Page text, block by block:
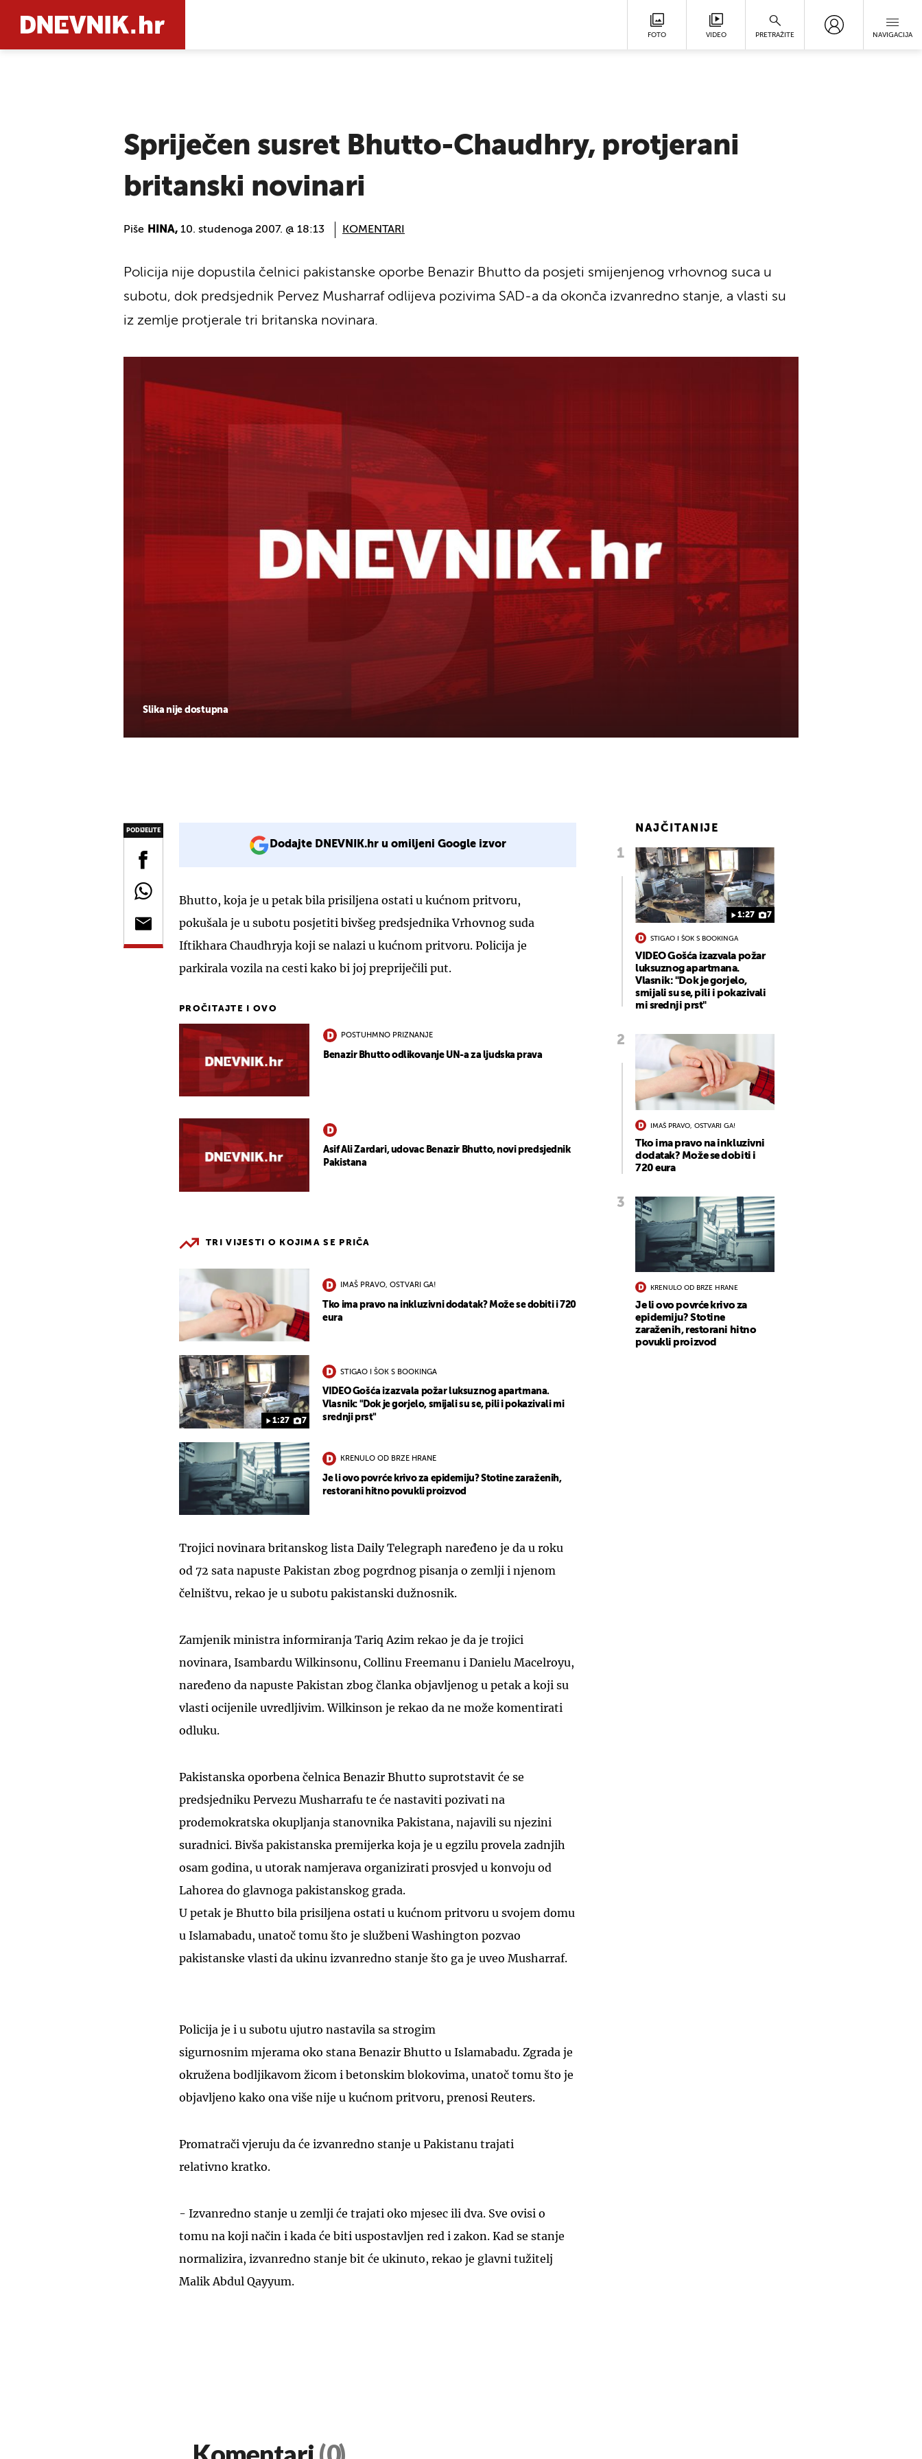
FOTO VIDEO PRETRAŽITE NAVIGACIJA
Spriječen susret Bhutto-Chaudhry, protjerani
britanski novinari
Piše HINA, 10. studenoga 2007. @ 18:13 KOMENTARI
Slika nije dostupna
Policija nije dopustila čelnici pakistanske oporbe Benazir Bhutto da posjeti smijenjenog vrhovnog suca u
subotu, dok predsjednik Pervez Musharraf odlijeva pozivima SAD-a da okonča izvanredno stanje, a vlasti su
iz zemlje protjerale tri britanska novinara.
PODIJELITE
Dodajte DNEVNIK.hr u omiljeni Google izvor
Bhutto, koja je u petak bila prisiljena ostati u kućnom pritvoru,
pokušala je u subotu posjetiti bivšeg predsjednika Vrhovnog suda
Iftikhara Chaudhryja koji se nalazi u kućnom pritvoru. Policija je
parkirala vozila na cesti kako bi joj prepriječili put.
PROČITAJTE I OVO
POSTUHMNO PRIZNANJE
Benazir Bhutto odlikovanje UN-a za ljudska prava
Asif Ali Zardari, udovac Benazir Bhutto, novi predsjednik
Pakistana
TRI VIJESTI O KOJIMA SE PRIČA
IMAŠ PRAVO, OSTVARI GA!
Tko ima pravo na inkluzivni dodatak? Može se dobiti i 720
eura
1:27 7
STIGAO I ŠOK S BOOKINGA
VIDEO Gošća izazvala požar luksuznog apartmana.
Vlasnik: "Dok je gorjelo, smijali su se, pili i pokazivali mi
srednji prst"
KRENULO OD BRZE HRANE
Je li ovo povrće krivo za epidemiju? Stotine zaraženih,
restorani hitno povukli proizvod
Trojici novinara britanskog lista Daily Telegraph naređeno je da u roku
od 72 sata napuste Pakistan zbog pogrdnog pisanja o zemlji i njenom
čelništvu, rekao je u subotu pakistanski dužnosnik.
Zamjenik ministra informiranja Tariq Azim rekao je da je trojici
novinara, Isambardu Wilkinsonu, Collinu Freemanu i Danielu Macelroyu,
naređeno da napuste Pakistan zbog članka objavljenog u petak a koji su
vlasti ocijenile uvredljivim. Wilkinson je rekao da ne može komentirati
odluku.
Pakistanska oporbena čelnica Benazir Bhutto suprotstavit će se
predsjedniku Pervezu Musharrafu te će nastaviti pozivati na
prodemokratska okupljanja stanovnika Pakistana, najavili su njezini
suradnici. Bivša pakistanska premijerka koja je u egzilu provela zadnjih
osam godina, u utorak namjerava organizirati prosvjed u konvoju od
Lahorea do glavnoga pakistanskog grada.
U petak je Bhutto bila prisiljena ostati u kućnom pritvoru u svojem domu
u Islamabadu, unatoč tomu što je službeni Washington pozvao
pakistanske vlasti da ukinu izvanredno stanje što ga je uveo Musharraf.
Policija je i u subotu ujutro nastavila sa strogim
sigurnosnim mjerama oko stana Benazir Bhutto u Islamabadu. Zgrada je
okružena bodljikavom žicom i betonskim blokovima, unatoč tomu što je
objavljeno kako ona više nije u kućnom pritvoru, prenosi Reuters.
Promatrači vjeruju da će izvanredno stanje u Pakistanu trajati
relativno kratko.
- Izvanredno stanje u zemlji će trajati oko mjesec ili dva. Sve ovisi o
tomu na koji način i kada će biti uspostavljen red i zakon. Kad se stanje
normalizira, izvanredno stanje bit će ukinuto, rekao je glavni tužitelj
Malik Abdul Qayyum.
NAJČITANIJE
1:27 7
STIGAO I ŠOK S BOOKINGA
VIDEO Gošća izazvala požar
luksuznog apartmana.
Vlasnik: "Dok je gorjelo,
smijali su se, pili i pokazivali
mi srednji prst"
IMAŠ PRAVO, OSTVARI GA!
Tko ima pravo na inkluzivni
dodatak? Može se dobiti i
720 eura
KRENULO OD BRZE HRANE
Je li ovo povrće krivo za
epidemiju? Stotine
zaraženih, restorani hitno
povukli proizvod